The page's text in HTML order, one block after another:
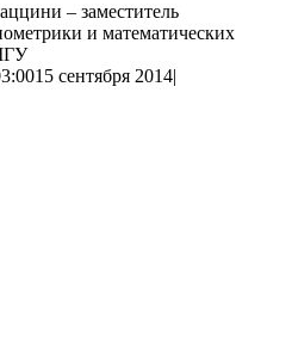
– заместитель
и математических
15 сентября 2014|